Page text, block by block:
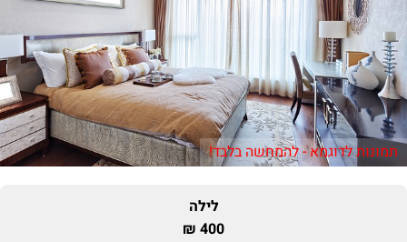
תמונות לדוגמא - להמחשה בלבד!
לילה
400 ₪